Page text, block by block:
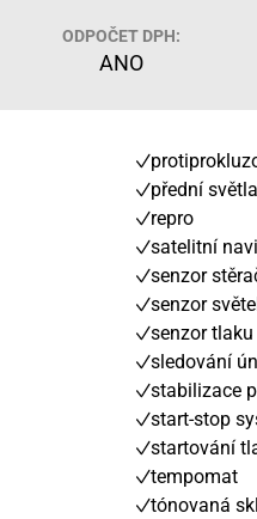
ODPOČET DPH:
ANO
přední
repro
satelitní
senzor
senzor
senzor
sledování
stabilizace
start-stop
startování
tempomat
tónovaná